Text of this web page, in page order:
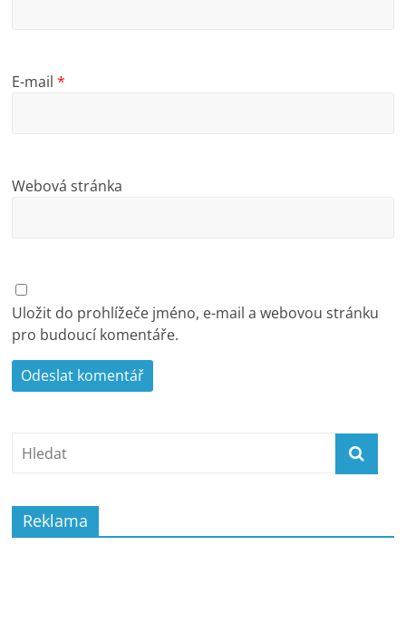
E-mail*
Webová stránka
Uložit do prohlížeče jméno, e-mail a webovou stránku
pro budoucí komentáře.
Reklama